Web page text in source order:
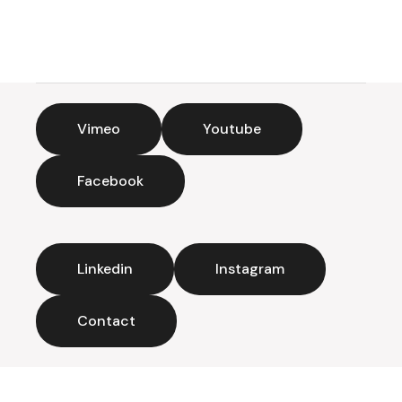
Vimeo Youtube
Facebook
Linkedin Instagram
Contact